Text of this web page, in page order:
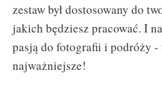
zestaw był dostosowany do
jakich będziesz pracować. I
pasją do fotografii i podróży
najważniejsze!